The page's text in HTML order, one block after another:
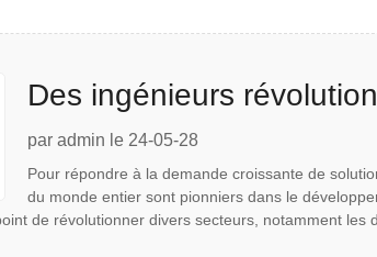
Des ingénieurs
à micro-échelle avec
miniatures
par admin le 24-05-28
Pour répondre à la demande croissante de
du monde entier sont pionniers dans le
de révolutionner divers secteurs, notamment les